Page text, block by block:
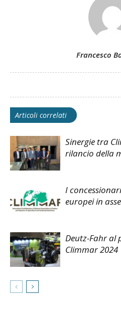
Francesco
Articoli correlati
Sinergie tra
rilancio della
I
europei in
Deutz-Fahr al
Climmar 2024